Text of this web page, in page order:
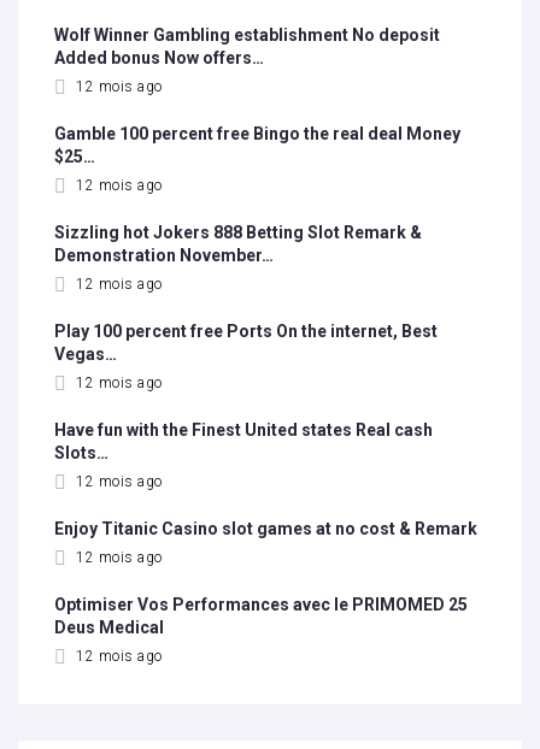
Wolf Winner Gambling establishment No deposit
Added bonus Now offers…
12 mois ago
Gamble 100 percent free Bingo the real deal Money
$25…
12 mois ago
Sizzling hot Jokers 888 Betting Slot Remark &
Demonstration November…
12 mois ago
Play 100 percent free Ports On the internet, Best
Vegas…
12 mois ago
Have fun with the Finest United states Real cash
Slots…
12 mois ago
Enjoy Titanic Casino slot games at no cost & Remark
12 mois ago
Optimiser Vos Performances avec le PRIMOMED 25
Deus Medical
12 mois ago